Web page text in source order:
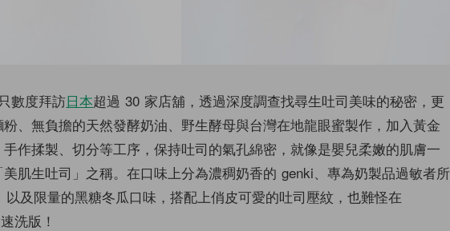
數度拜訪日本超過 30 家店舖，透過深度調查找尋生吐司美味的秘密，更
、無負擔的天然發酵奶油、野生酵母與台灣在地龍眼蜜製作，加入黃金
作揉製、切分等工序，保持吐司的氣孔綿密，就像是嬰兒柔嫩的肌膚一
肌生吐司」之稱。在口味上分為濃稠奶香的 genki、專為奶製品過敏者所
以及限量的黑糖冬瓜口味，搭配上俏皮可愛的吐司壓紋，也難怪在
洗版！